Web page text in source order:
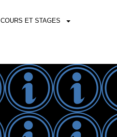
COURS ET STAGES